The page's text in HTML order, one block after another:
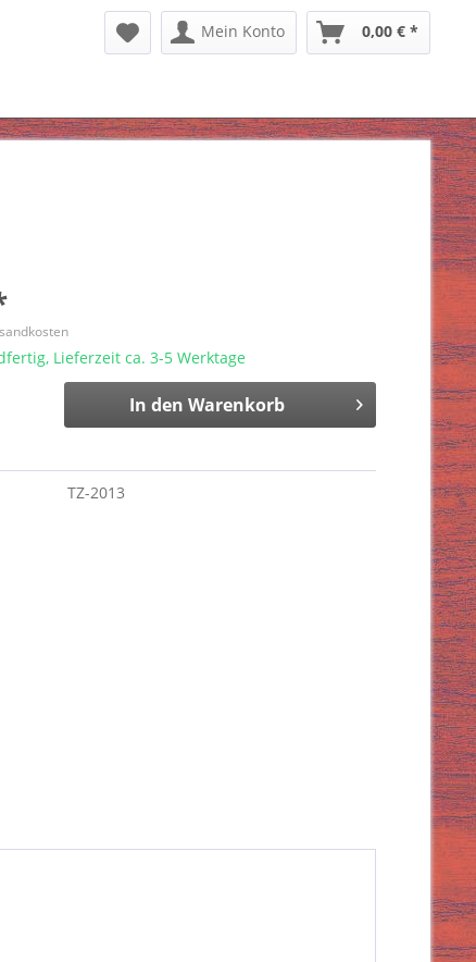
Mein Konto 0,00 € *
Lieferzeit ca. 3-5 Werktage
In den Warenkorb
TZ-2013